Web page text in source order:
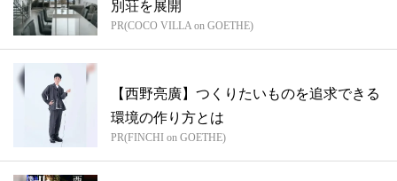
別荘を展開
PR(COCO VILLA on GOETHE)
【西野亮廣】つくりたいものを追求できる
環境の作り方とは
PR(FINCHI on GOETHE)